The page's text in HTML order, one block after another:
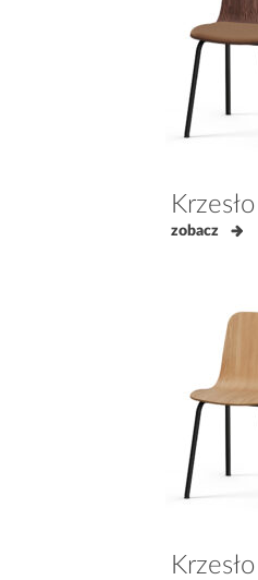
Krzesło
zobacz
Krzesło